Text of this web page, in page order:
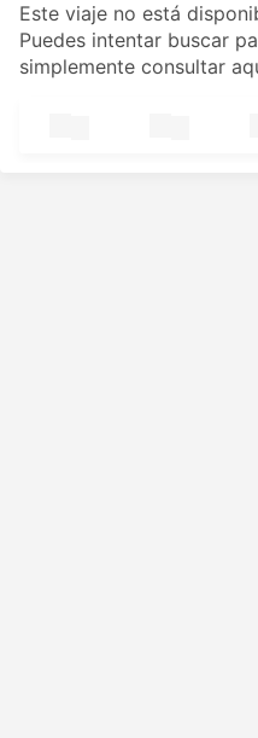
Este viaje no está
Puedes intentar buscar
simplemente consultar